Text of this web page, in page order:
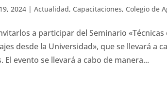
2024 |Actualidad, Capacitaciones, Colegio de
a participar del Seminario
desde la Universidad», que se llevará a
El evento se llevará a cabo de manera...